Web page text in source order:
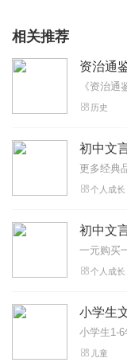
相关推荐
资治通
历史
初中文
个人成长
初中文
个人成长
小学生
儿童